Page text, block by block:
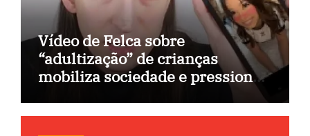
Vídeo de Felca sobre
“adultização” de crianças
mobiliza sociedade e pressiona